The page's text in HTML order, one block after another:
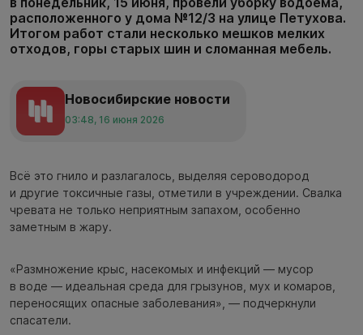
расположенного у дома №12/3 на улице Петухова.
Итогом работ стали несколько мешков мелких
отходов, горы старых шин и сломанная мебель.
Новосибирские новости
03:48, 16 июня 2026
Всё это гнило и разлагалось, выделяя сероводород
и другие токсичные газы, отметили в учреждении. Свалка
чревата не только неприятным запахом, особенно
заметным в жару.
«Размножение крыс, насекомых и инфекций — мусор
в воде — идеальная среда для грызунов, мух и комаров,
переносящих опасные заболевания», — подчеркнули
спасатели.